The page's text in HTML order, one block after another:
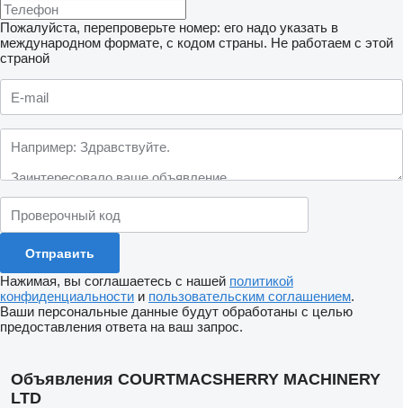
Пожалуйста, перепроверьте номер: его надо указать в
международном формате, с кодом страны. Не работаем с этой
страной
Нажимая, вы соглашаетесь с нашей политикой
конфиденциальности и пользовательским соглашением.
Ваши персональные данные будут обработаны с целью
предоставления ответа на ваш запрос.
Объявления COURTMACSHERRY MACHINERY
LTD